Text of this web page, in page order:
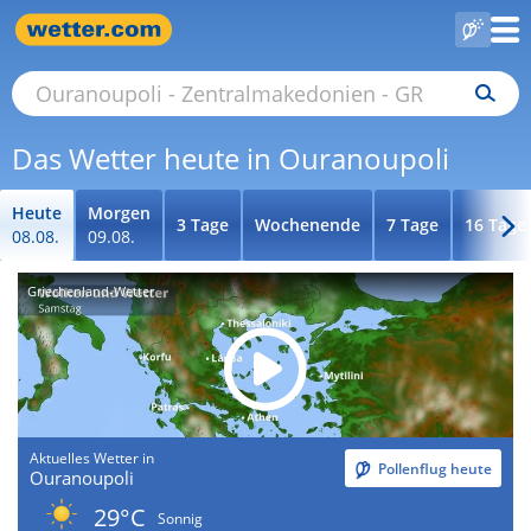
Das Wetter heute in Ouranoupoli
Heute
08.08.
Morgen
09.08.
3 Tage Wochenende 7 Tage 16 Tage
Griechenland-Wetter
Aktuelles Wetter in
Ouranoupoli Pollenflug heute
29°C
Sonnig